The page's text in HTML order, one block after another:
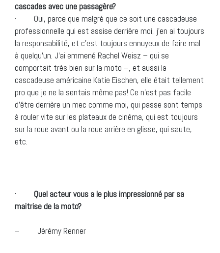
cascades avec une passagère?
· Oui, parce que malgré que ce soit une cascadeuse
professionnelle qui est assise derrière moi, j’en ai toujours
la responsabilité, et c’est toujours ennuyeux de faire mal
à quelqu’un. J’ai emmené Rachel Weisz – qui se
comportait très bien sur la moto –, et aussi la
cascadeuse américaine Katie Eischen, elle était tellement
pro que je ne la sentais même pas! Ce n’est pas facile
d’être derrière un mec comme moi, qui passe sont temps
à rouler vite sur les plateaux de cinéma, qui est toujours
sur la roue avant ou la roue arrière en glisse, qui saute,
etc.
· Quel acteur vous a le plus impressionné par sa
maitrise de la moto?
– Jérémy Renner